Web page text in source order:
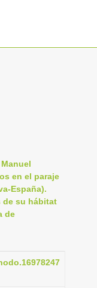
en el paraje
España).
de su hábitat
de